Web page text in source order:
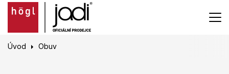
Úvod Obuv